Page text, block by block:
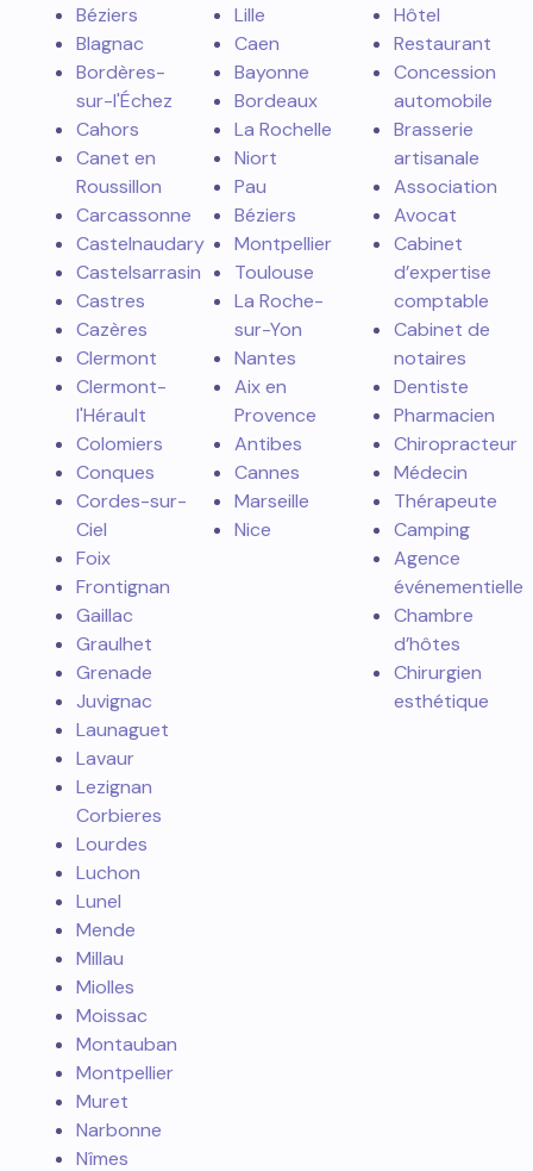
Béziers
Blagnac
Bordères-
sur-l'Échez
Cahors
Canet en
Roussillon
Carcassonne
Castelnaudary
Castelsarrasin
Castres
Cazères
Clermont
Clermont-
l'Hérault
Colomiers
Conques
Cordes-sur-
Ciel
Foix
Frontignan
Gaillac
Graulhet
Grenade
Juvignac
Launaguet
Lavaur
Lezignan
Corbieres
Lourdes
Luchon
Lunel
Mende
Millau
Miolles
Moissac
Montauban
Montpellier
Muret
Narbonne
Nîmes
Lille
Caen
Bayonne
Bordeaux
La Rochelle
Niort
Pau
Béziers
Montpellier
Toulouse
La Roche-
sur-Yon
Nantes
Aix en
Provence
Antibes
Cannes
Marseille
Nice
Hôtel
Restaurant
Concession
automobile
Brasserie
artisanale
Association
Avocat
Cabinet
d’expertise
comptable
Cabinet de
notaires
Dentiste
Pharmacien
Chiropracteur
Médecin
Thérapeute
Camping
Agence
événementielle
Chambre
d’hôtes
Chirurgien
esthétique